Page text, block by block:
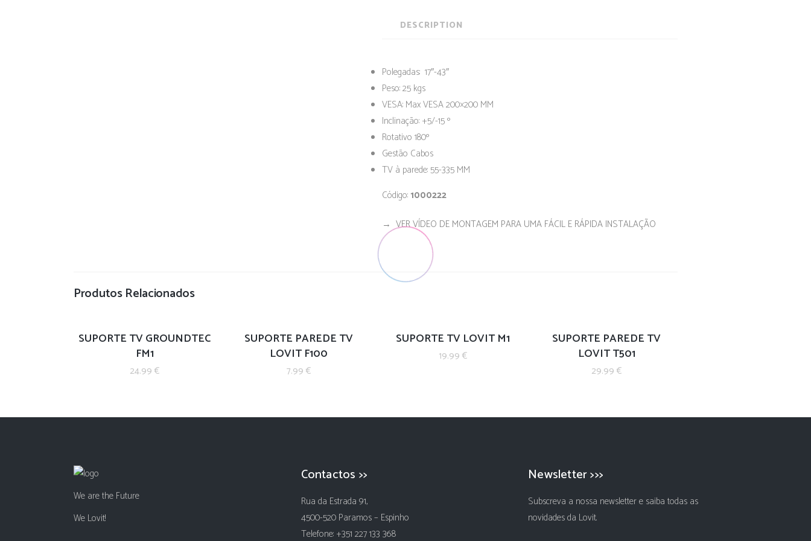
DESCRIPTION
Polegadas: 17″-43″
Peso: 25 kgs
VESA: Max VESA 200×200 MM
Inclinação: +5/-15 º
Rotativo 180º
Gestão Cabos
TV à parede: 55-335 MM
Código:1000222
→ VER VÍDEO DE MONTAGEM PARA UMA FÁCIL E RÁPIDA INSTALAÇÃO
Produtos Relacionados
SUPORTE TV GROUNDTEC
FM1
24.99€
SUPORTE PAREDE TV
LOVIT F100
7.99 €
SUPORTE TV LOVIT M1
19.99 €
SUPORTE PAREDE TV
LOVIT T501
29.99€
We are the Future
We Lovit!
Contactos >>
Rua da Estrada 91,
4500-520 Paramos – Espinho
Telefone: +351 227 133 368
Newsletter >>>
Subscreva a nossa newsletter e saiba todas as
novidades da Lovit.